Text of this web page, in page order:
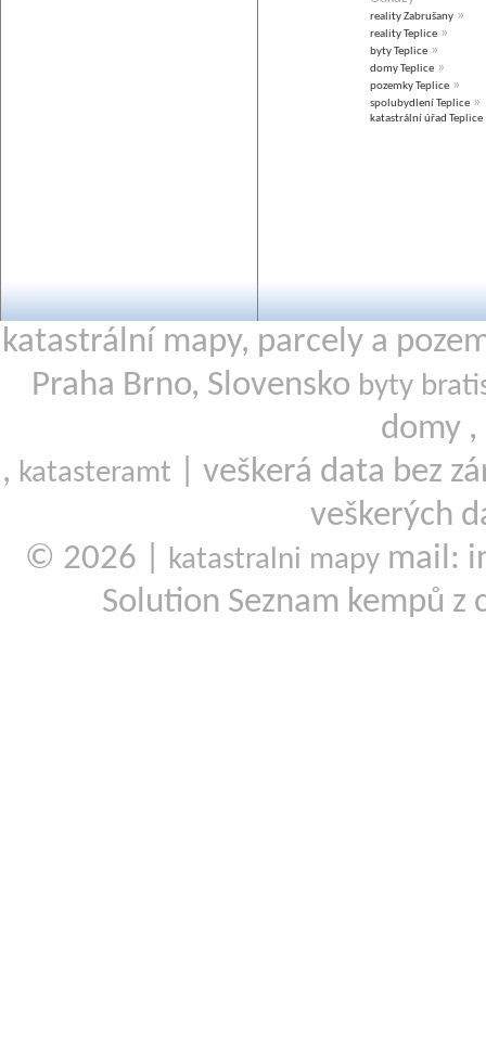
reality Zabrušany »
reality Teplice »
byty Teplice »
domy Teplice »
pozemky Teplice »
spolubydlení Teplice »
katastrální úřad Teplice
katastrální mapy, parcely a
Praha Brno, Slovensko byty
domy ,
, katasteramt
| veškerá data bez
veškerých
© 2026 |
katastralni mapy mail:
Solution Seznam kempů z